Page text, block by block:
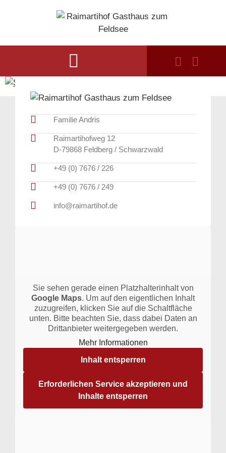
Familie Andris
Raimartihofweg 12
D-79868 Feldberg / Schwarzwald
+49 (0) 7676 / 226
+49 (0) 7676 / 249
info@raimartihof.de
Sie sehen gerade einen Platzhalterinhalt von
Google Maps. Um auf den eigentlichen Inhalt
zuzugreifen, klicken Sie auf die Schaltfläche
unten. Bitte beachten Sie, dass dabei Daten an
Drittanbieter weitergegeben werden.
Mehr Informationen
Inhalt entsperren
Erforderlichen Service akzeptieren und
Inhalte entsperren